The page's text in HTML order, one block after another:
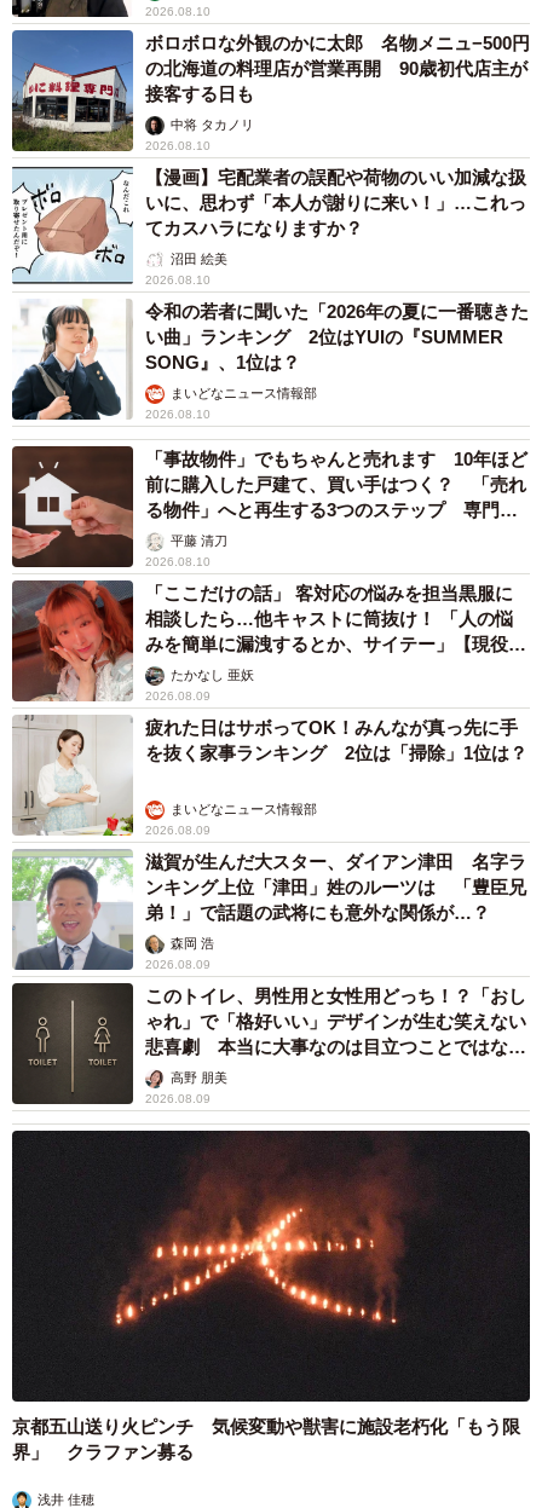
2026.08.10
ボロボロな外観のかに太郎 名物メニュ−500円
の北海道の料理店が営業再開 90歳初代店主が
接客する日も
中将 タカノリ
2026.08.10
【漫画】宅配業者の誤配や荷物のいい加減な扱
いに、思わず「本人が謝りに来い！」…これっ
てカスハラになりますか？
沼田 絵美
2026.08.10
令和の若者に聞いた「2026年の夏に一番聴きた
い曲」ランキング 2位はYUIの『SUMMER
SONG』、1位は？
まいどなニュース情報部
2026.08.10
「事故物件」でもちゃんと売れます 10年ほど
前に購入した戸建て、買い手はつく？ 「売れ
る物件」へと再生する3つのステップ 専門家
が解説平藤 清刀
2026.08.10
「ここだけの話」 客対応の悩みを担当黒服に
相談したら…他キャストに筒抜け！ 「人の悩
みを簡単に漏洩するとか、サイテー」【現役キ
ャストに取材】
たかなし 亜妖
2026.08.09
疲れた日はサボってOK！みんなが真っ先に手
を抜く家事ランキング 2位は「掃除」1位は？
まいどなニュース情報部
2026.08.09
滋賀が生んだ大スター、ダイアン津田 名字ラ
ンキング上位「津田」姓のルーツは 「豊臣兄
弟！」で話題の武将にも意外な関係が…？
森岡 浩
2026.08.09
このトイレ、男性用と女性用どっち！？「おし
ゃれ」で「格好いい」デザインが生む笑えない
悲喜劇 本当に大事なのは目立つことではな
く…高野 朋美
2026.08.09
京都五山送り火ピンチ 気候変動や獣害に施設老朽化「もう限
界」 クラファン募る
浅井 佳穂